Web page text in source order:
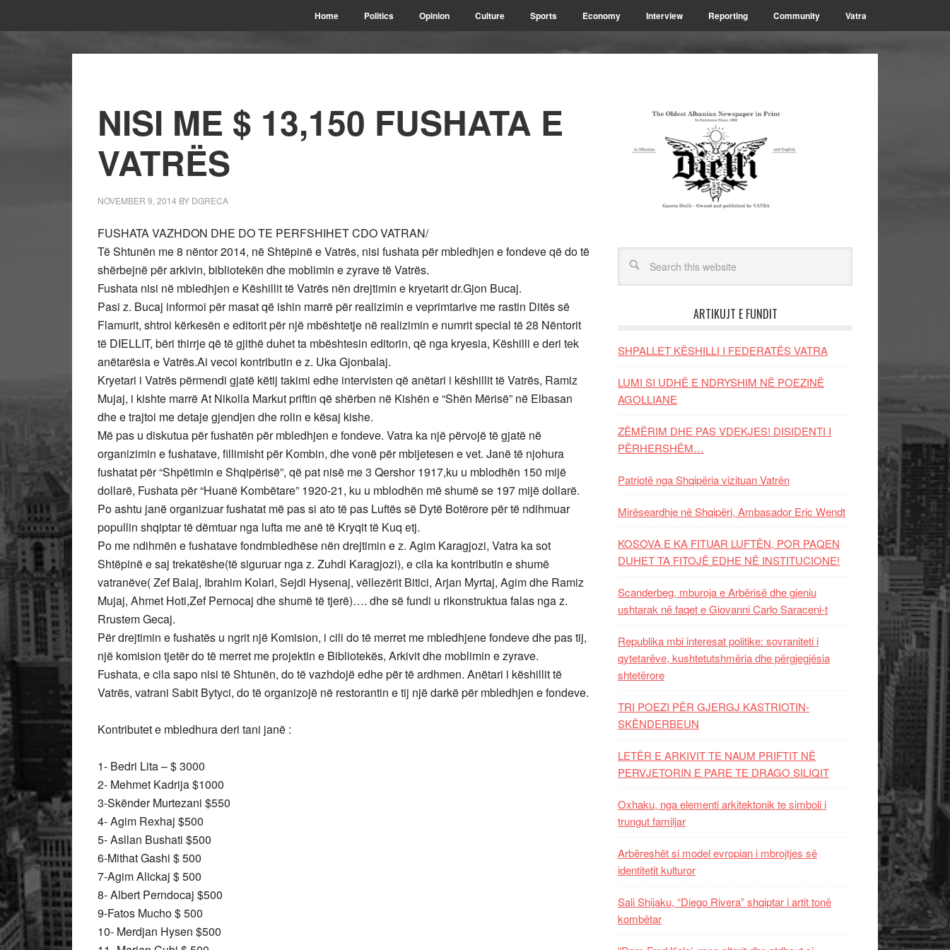
Home Politics Opinion Culture Sports Economy Interview Reporting Community Vatra
NISI ME $ 13,150 FUSHATA E
VATRËS
NOVEMBER 9, 2014 BY DGRECA
FUSHATA VAZHDON DHE DO TE PERFSHIHET CDO VATRAN/
Të Shtunën me 8 nëntor 2014, në Shtëpinë e Vatrës, nisi fushata për mbledhjen e fondeve që do të
shërbejnë për arkivin, bibliotekën dhe moblimin e zyrave të Vatrës.
Fushata nisi në mbledhjen e Këshillit të Vatrës nën drejtimin e kryetarit dr.Gjon Bucaj.
Pasi z. Bucaj informoi për masat që ishin marrë për realizimin e veprimtarive me rastin Ditës së
Flamurit, shtroi kërkesën e editorit për një mbështetje në realizimin e numrit special të 28 Nëntorit
të DIELLIT, bëri thirrje që të gjithë duhet ta mbështesin editorin, që nga kryesia, Këshilli e deri tek
anëtarësia e Vatrës.Ai vecoi kontributin e z. Uka Gjonbalaj.
Kryetari i Vatrës përmendi gjatë këtij takimi edhe intervisten që anëtari i këshillit të Vatrës, Ramiz
Mujaj, i kishte marrë At Nikolla Markut priftin që shërben në Kishën e “Shën Mërisë” në Elbasan
dhe e trajtoi me detaje gjendjen dhe rolin e kësaj kishe.
Më pas u diskutua për fushatën për mbledhjen e fondeve. Vatra ka një përvojë të gjatë në
organizimin e fushatave, fillimisht për Kombin, dhe vonë për mbijetesen e vet. Janë të njohura
fushatat për “Shpëtimin e Shqipërisë”, që pat nisë me 3 Qershor 1917,ku u mblodhën 150 mijë
dollarë, Fushata për “Huanë Kombëtare” 1920-21, ku u mblodhën më shumë se 197 mijë dollarë.
Po ashtu janë organizuar fushatat më pas si ato të pas Luftës së Dytë Botërore për të ndihmuar
popullin shqiptar të dëmtuar nga lufta me anë të Kryqit të Kuq etj.
Po me ndihmën e fushatave fondmbledhëse nën drejtimin e z. Agim Karagjozi, Vatra ka sot
Shtëpinë e saj trekatëshe(të siguruar nga z. Zuhdi Karagjozi), e cila ka kontributin e shumë
vatranëve( Zef Balaj, Ibrahim Kolari, Sejdi Hysenaj, vëllezërit Bitici, Arjan Myrtaj, Agim dhe Ramiz
Mujaj, Ahmet Hoti,Zef Pernocaj dhe shumë të tjerë)…. dhe së fundi u rikonstruktua falas nga z.
Rrustem Gecaj.
Për drejtimin e fushatës u ngrit një Komision, i cili do të merret me mbledhjene fondeve dhe pas tij,
një komision tjetër do të merret me projektin e Bibliotekës, Arkivit dhe moblimin e zyrave.
Fushata, e cila sapo nisi të Shtunën, do të vazhdojë edhe për të ardhmen. Anëtari i këshillit të
Vatrës, vatrani Sabit Bytyci, do të organizojë në restorantin e tij një darkë për mbledhjen e fondeve.
Kontributet e mbledhura deri tani janë :
1- Bedri Lita – $ 3000
2- Mehmet Kadrija $1000
3-Skënder Murtezani $550
4- Agim Rexhaj $500
5- Asllan Bushati $500
6-Mithat Gashi $ 500
7-Agim Alickaj $ 500
8- Albert Perndocaj $500
9-Fatos Mucho $ 500
10- Merdjan Hysen $500
ARTIKUJT E FUNDIT
SHPALLET KËSHILLI I FEDERATËS VATRA
LUMI SI UDHË E NDRYSHIM NË POEZINË
AGOLLIANE
ZËMËRIM DHE PAS VDEKJES! DISIDENTI I
PËRHERSHËM…
Patriotë nga Shqipëria vizituan Vatrën
Mirëseardhje në Shqipëri, Ambasador Eric Wendt
KOSOVA E KA FITUAR LUFTËN, POR PAQEN
DUHET TA FITOJË EDHE NË INSTITUCIONE!
Scanderbeg, mburoja e Arbërisë dhe gjeniu
ushtarak në faqet e Giovanni Carlo Saraceni-t
Republika mbi interesat politike: sovraniteti i
qytetarëve, kushtetutshmëria dhe përgjegjësia
shtetërore
TRI POEZI PËR GJERGJ KASTRIOTIN-
SKËNDERBEUN
LETËR E ARKIVIT TE NAUM PRIFTIT NË
PERVJETORIN E PARE TE DRAGO SILIQIT
Oxhaku, nga elementi arkitektonik te simboli i
trungut familjar
Arbëreshët si model evropian i mbrojtjes së
identitetit kulturor
Sali Shijaku, “Diego Rivera” shqiptar i artit tonë
kombëtar